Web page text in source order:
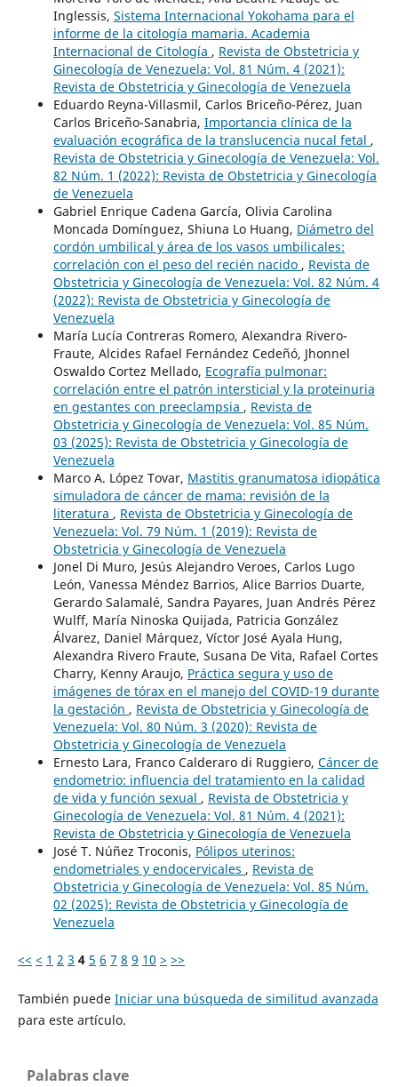
Inglessis, Sistema Internacional Yokohama para el
informe de la citología mamaria. Academia
Internacional de Citología , Revista de Obstetricia y
Ginecología de Venezuela: Vol. 81 Núm. 4 (2021):
Revista de Obstetricia y Ginecología de Venezuela
Eduardo Reyna-Villasmil, Carlos Briceño-Pérez, Juan
Carlos Briceño-Sanabria, Importancia clínica de la
evaluación ecográfica de la translucencia nucal fetal ,
Revista de Obstetricia y Ginecología de Venezuela: Vol.
82 Núm. 1 (2022): Revista de Obstetricia y Ginecología
de Venezuela
Gabriel Enrique Cadena García, Olivia Carolina
Moncada Domínguez, Shiuna Lo Huang, Diámetro del
cordón umbilical y área de los vasos umbilicales:
correlación con el peso del recién nacido , Revista de
Obstetricia y Ginecología de Venezuela: Vol. 82 Núm. 4
(2022): Revista de Obstetricia y Ginecología de
Venezuela
María Lucía Contreras Romero, Alexandra Rivero-
Fraute, Alcides Rafael Fernández Cedeñó, Jhonnel
Oswaldo Cortez Mellado, Ecografía pulmonar:
correlación entre el patrón intersticial y la proteinuria
en gestantes con preeclampsia , Revista de
Obstetricia y Ginecología de Venezuela: Vol. 85 Núm.
03 (2025): Revista de Obstetricia y Ginecología de
Venezuela
Marco A. López Tovar, Mastitis granumatosa idiopática
simuladora de cáncer de mama: revisión de la
literatura , Revista de Obstetricia y Ginecología de
Venezuela: Vol. 79 Núm. 1 (2019): Revista de
Obstetricia y Ginecología de Venezuela
Jonel Di Muro, Jesús Alejandro Veroes, Carlos Lugo
León, Vanessa Méndez Barrios, Alice Barrios Duarte,
Gerardo Salamalé, Sandra Payares, Juan Andrés Pérez
Wulff, María Ninoska Quijada, Patricia González
Álvarez, Daniel Márquez, Víctor José Ayala Hung,
Alexandra Rivero Fraute, Susana De Vita, Rafael Cortes
Charry, Kenny Araujo, Práctica segura y uso de
imágenes de tórax en el manejo del COVID-19 durante
la gestación , Revista de Obstetricia y Ginecología de
Venezuela: Vol. 80 Núm. 3 (2020): Revista de
Obstetricia y Ginecología de Venezuela
Ernesto Lara, Franco Calderaro di Ruggiero, Cáncer de
endometrio: influencia del tratamiento en la calidad
de vida y función sexual , Revista de Obstetricia y
Ginecología de Venezuela: Vol. 81 Núm. 4 (2021):
Revista de Obstetricia y Ginecología de Venezuela
José T. Núñez Troconis, Pólipos uterinos:
endometriales y endocervicales , Revista de
Obstetricia y Ginecología de Venezuela: Vol. 85 Núm.
02 (2025): Revista de Obstetricia y Ginecología de
Venezuela
<< < 1 2 3 4 5 6 7 8 9 10 > >>
También puede Iniciar una búsqueda de similitud avanzada
para este artículo.
Palabras clave